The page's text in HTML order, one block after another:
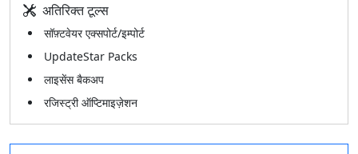
अतिरिक्त टूल्स
सॉफ़्टवेयर एक्सपोर्ट/इम्पोर्ट
UpdateStar Packs
लाइसेंस बैकअप
रजिस्ट्री ऑप्टिमाइज़ेशन